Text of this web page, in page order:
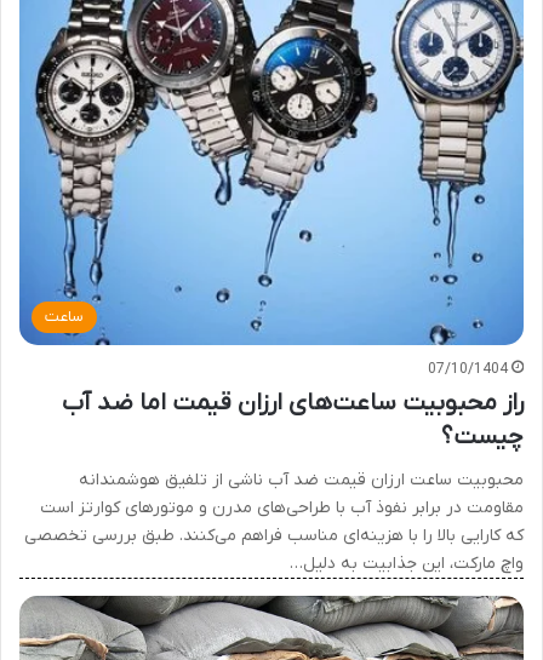
ساعت
07/10/1404
راز محبوبیت ساعت‌های ارزان قیمت اما ضد آب
چیست؟
محبوبیت ساعت ارزان قیمت ضد آب ناشی از تلفیق هوشمندانه
مقاومت در برابر نفوذ آب با طراحی‌های مدرن و موتورهای کوارتز است
که کارایی بالا را با هزینه‌ای مناسب فراهم می‌کنند. طبق بررسی تخصصی
واچ مارکت، این جذابیت به دلیل…